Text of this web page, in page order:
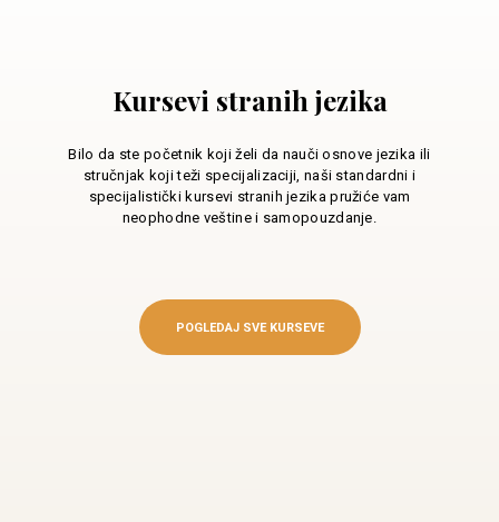
Kursevi stranih jezika
Bilo da ste početnik koji želi da nauči osnove jezika ili
stručnjak koji teži specijalizaciji, naši standardni i
specijalistički kursevi stranih jezika pružiće vam
neophodne veštine i samopouzdanje.
POGLEDAJ SVE KURSEVE